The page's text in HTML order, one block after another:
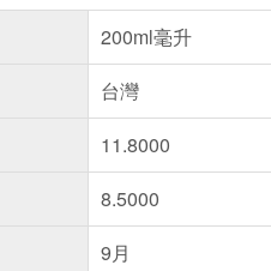
200ml毫升
台灣
11.8000
8.5000
9月